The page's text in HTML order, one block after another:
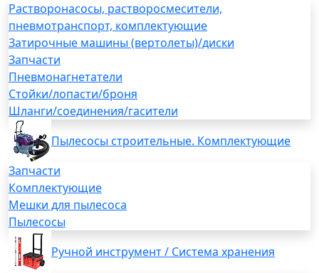
Растворонасосы, растворосмесители,
пневмотранспорт, комплектующие
Затирочные машины (вертолеты)/диски
Запчасти
Пневмонагнетатели
Стойки/лопасти/броня
Шланги/соединения/гасители
Пылесосы строительные. Комплектующие
Запчасти
Комплектующие
Мешки для пылесоса
Пылесосы
Ручной инструмент / Система хранения